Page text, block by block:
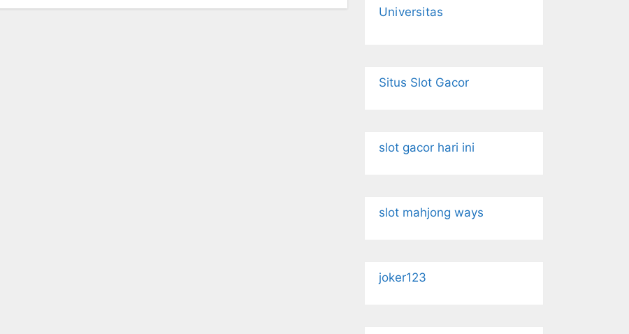
Universitas
Situs Slot Gacor
slot gacor hari ini
slot mahjong ways
joker123